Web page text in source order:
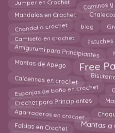
Jumper en Crochet Caminos
Mandalas en Crochet
Chandal a crochet blog
Camiseta en crochet
Amigurumi para Principiantes
Mantas de Apego Free
Calcetines en crochet
Esponjas de baño en crochet
Crochet para Principiantes
Agarraderas en crochet
Faldas en Crochet Mantas